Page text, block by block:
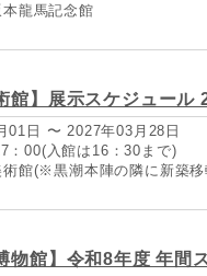
龍馬記念館
館】展示スケジュール
01日 〜 2027年03月28日
：00(入館は16：30まで)
術館(※黒潮本陣の隣に新築移
物館】令和8年度 年間